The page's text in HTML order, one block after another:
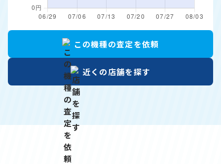
近くの店舗を探す
この機種の査定を依頼